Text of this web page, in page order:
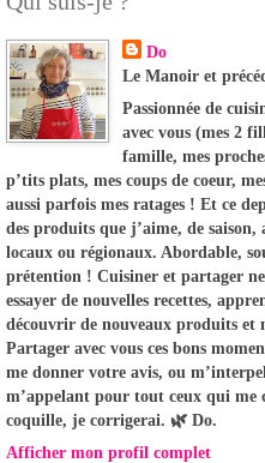
Do
Le Manoir et
Passionnée de
avec vous (mes 2
famille, mes
p’tits plats, mes coups de coeur,
aussi parfois mes ratages ! Et ce
des produits que j’aime, de
locaux ou régionaux. Abordable,
prétention ! Cuisiner et partager
essayer de nouvelles recettes,
découvrir de nouveaux produits et
Partager avec vous ces bons
me donner votre avis, ou
m’appelant pour tout ceux qui me
coquille, je corrigerai. 🌿 Do.
Afficher mon profil complet